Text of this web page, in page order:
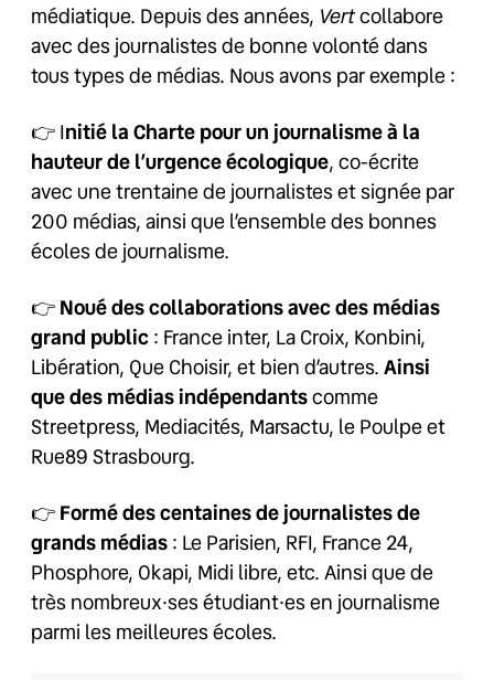
médiatique. Depuis des années, Vertcollabore
avec des journalistes de bonne volonté dans
tous types de médias. Nous avons par exemple :
👉 Initié la Charte pour un journalisme à la
hauteur de l’urgence écologique, co-écrite
avec une trentaine de journalistes et signée par
200 médias, ainsi que l’ensemble des bonnes
écoles de journalisme.
👉 Noué des collaborations avec des médias
grand public : France inter, La Croix, Konbini,
Libération, Que Choisir, et bien d’autres. Ainsi
que des médias indépendantscomme
Streetpress, Mediacités, Marsactu, le Poulpe et
Rue89 Strasbourg.
👉 Formé des centaines de journalistes de
grands médias : Le Parisien, RFI, France 24,
Phosphore, Okapi, Midi libre, etc. Ainsi que de
très nombreux·ses étudiant·es en journalisme
parmi les meilleures écoles.